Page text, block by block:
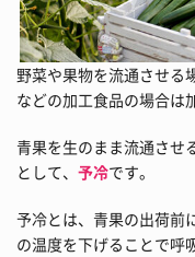
野菜や果物を流通させる
などの加工食品の場合は
青果を生のまま流通させ
として、 予冷です。
予冷とは、青果の出荷前
の温度を下げることで呼